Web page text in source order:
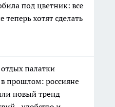
под цветник: все
теперь хотят сделать
палатки
в прошлом: россияне
новый тренд